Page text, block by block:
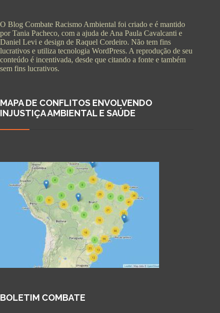
O Blog Combate Racismo Ambiental foi criado e é mantido
por Tania Pacheco, com a ajuda de Ana Paula Cavalcanti e
Daniel Levi e design de Raquel Cordeiro. Não tem fins
lucrativos e utiliza tecnologia WordPress. A reprodução de seu
conteúdo é incentivada, desde que citando a fonte e também
sem fins lucrativos.
MAPA DE CONFLITOS ENVOLVENDO
INJUSTIÇA AMBIENTAL E SAÚDE
BOLETIM COMBATE